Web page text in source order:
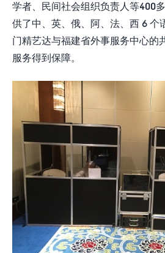
学者、民间社会组织负责人等400
供了中、英、俄、阿、法、西 6 个
门精艺达与福建省外事服务中心的
服务得到保障。